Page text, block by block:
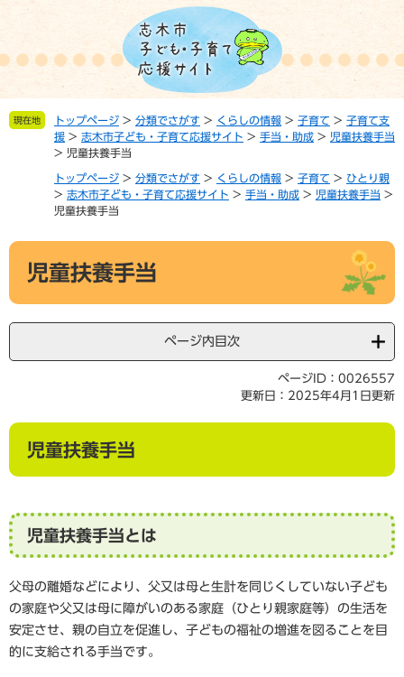
の
で
ー
ば 現在地 トップページ > 分類でさがす > くらしの情報 > 子育て > 子育て支
援 > 志木市子ども・子育て応援サイト > 手当・助成 > 児童扶養手当
> 児童扶養手当
トップページ > 分類でさがす > くらしの情報 > 子育て > ひとり親
> 志木市子ども・子育て応援サイト > 手当・助成 > 児童扶養手当 >
児童扶養手当
本
児童扶養手当
ページ内目次
ページID：0026557
更新日：2025年4月1日更新
児童扶養手当
児童扶養手当とは
父母の離婚などにより、父又は母と生計を同じくしていない子ども
の家庭や父又は母に障がいのある家庭（ひとり親家庭等）の生活を
安定させ、親の自立を促進し、子どもの福祉の増進を図ることを目
的に支給される手当です。